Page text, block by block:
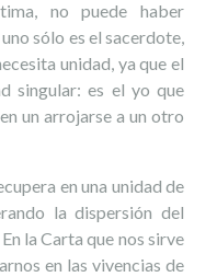
no puede haber
sólo es el sacerdote,
unidad, ya que el
singular: es el yo que
un arrojarse a un otro
en una unidad de
la dispersión del
la Carta que nos sirve
en las vivencias de